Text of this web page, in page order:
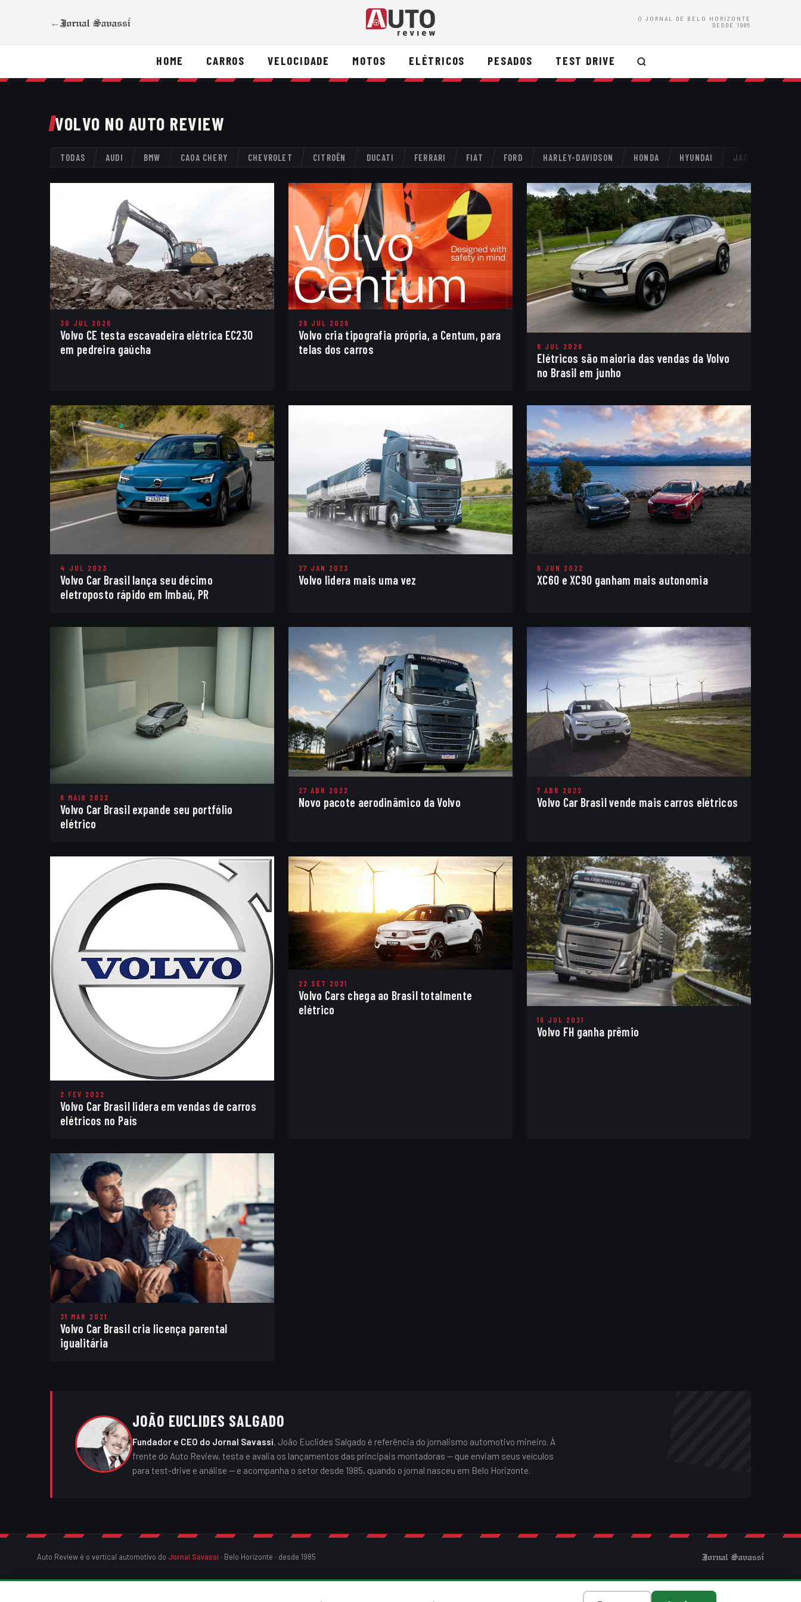
←
O JORNAL DE BELO HORIZONTE
DESDE 1985
HOME CARROS VELOCIDADE MOTOS ELÉTRICOS PESADOS TEST DRIVE
VOLVO NO AUTO REVIEW
TODAS AUDI BMW CAOA CHERY CHEVROLET CITROËN DUCATI FERRARI FIAT FORD HARLEY-DAVIDSON HONDA HYUNDAI JAC
30 JUL 2026
Volvo CE testa escavadeira elétrica EC230
em pedreira gaúcha
29 JUL 2026
Volvo cria tipografia própria, a Centum, para
telas dos carros
6 JUL 2026
Elétricos são maioria das vendas da Volvo
no Brasil em junho
4 JUL 2023
Volvo Car Brasil lança seu décimo
eletroposto rápido em Imbaú, PR
27 JAN 2023
Volvo lidera mais uma vez
6 JUN 2022
XC60 e XC90 ganham mais autonomia
6 MAIO 2022
Volvo Car Brasil expande seu portfólio
elétrico
27 ABR 2022
Novo pacote aerodinâmico da Volvo
7 ABR 2022
Volvo Car Brasil vende mais carros elétricos
2 FEV 2022
Volvo Car Brasil lidera em vendas de carros
elétricos no País
22 SET 2021
Volvo Cars chega ao Brasil totalmente
elétrico
16 JUL 2021
Volvo FH ganha prêmio
31 MAR 2021
Volvo Car Brasil cria licença parental
igualitária
JOÃO EUCLIDES SALGADO
Fundador e CEO do Jornal Savassi, João Euclides Salgado é referência do jornalismo automotivo mineiro. À
frente do Auto Review, testa e avalia os lançamentos das principais montadoras — que enviam seus veículos
para test-drive e análise — e acompanha o setor desde 1985, quando o jornal nasceu em Belo Horizonte.
Auto Review é o vertical automotivo do Jornal Savassi · Belo Horizonte · desde 1985